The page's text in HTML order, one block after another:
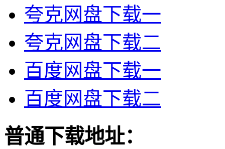
夸克网盘下载一
夸克网盘下载二
百度网盘下载一
百度网盘下载二
普通下载地址：